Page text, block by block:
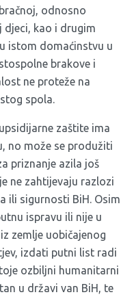
odnosno
djeci, kao i drugim
istom domaćinstvu u
brakove i
ne proteže na
spola.
zaštite ima
no može se produžiti
priznanje azila još
ne zahtijevaju razlozi
ili sigurnosti BiH. Osim
ispravu ili nije u
zemlje uobičajenog
izdati putni list radi
ozbiljni humanitarni
u državi van BiH, te